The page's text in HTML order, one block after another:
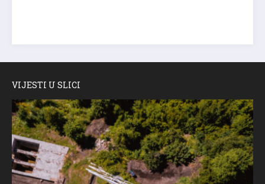
VIJESTI U SLICI